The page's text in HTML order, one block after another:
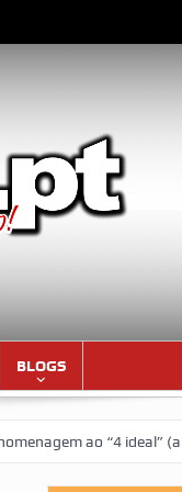
BLOGS
ao “4 ideal” (antigos